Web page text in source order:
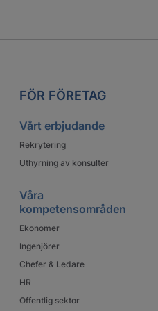
FÖR FÖRETAG
Vårt erbjudande
Rekrytering
Uthyrning av konsulter
Våra
kompetensområden
Ekonomer
Ingenjörer
Chefer & Ledare
HR
Offentlig sektor